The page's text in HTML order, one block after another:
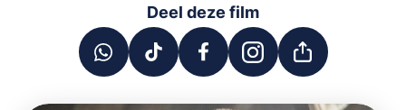
Deel deze film